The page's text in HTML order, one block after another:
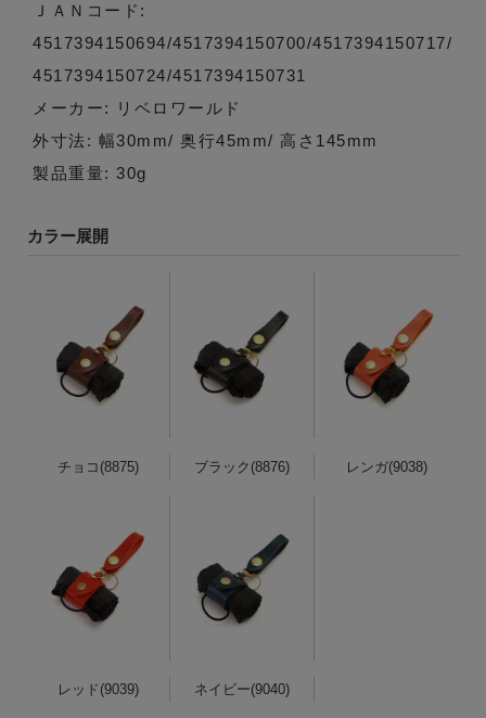
ＪＡＮコード:
4517394150694/4517394150700/4517394150717/
4517394150724/4517394150731
メーカー: リベロワールド
外寸法: 幅30mm/ 奥行45mm/ 高さ145mm
製品重量: 30g
カラー展開
チョコ(8875) ブラック(8876) レンガ(9038)
レッド(9039) ネイビー(9040)